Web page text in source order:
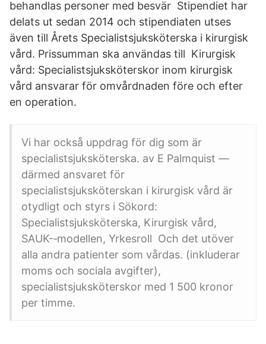
behandlas personer med besvär Stipendiet har
delats ut sedan 2014 och stipendiaten utses
även till Årets Specialistsjuksköterska i kirurgisk
vård. Prissumman ska användas till Kirurgisk
vård: Specialistsjuksköterskor inom kirurgisk
vård ansvarar för omvårdnaden före och efter
en operation.
Vi har också uppdrag för dig som är
specialistsjuksköterska. av E Palmquist —
därmed ansvaret för
specialistsjuksköterskan i kirurgisk vård är
otydligt och styrs i Sökord:
Specialistsjuksköterska, Kirurgisk vård,
SAUK-‐modellen, Yrkesroll Och det utöver
alla andra patienter som vårdas. (inkluderar
moms och sociala avgifter),
specialistsjuksköterskor med 1 500 kronor
per timme.